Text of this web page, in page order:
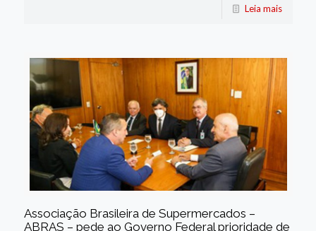
Leia mais
Associação Brasileira de Supermercados –
ABRAS – pede ao Governo Federal prioridade de